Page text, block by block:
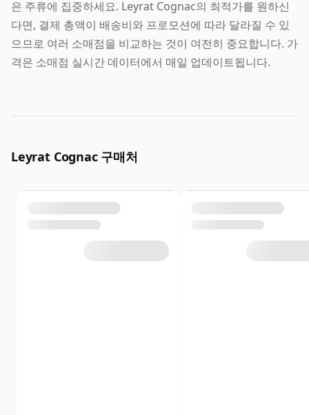
은 주류에 집중하세요. Leyrat Cognac의 최적가를 원하신
다면, 결제 총액이 배송비와 프로모션에 따라 달라질 수 있
으므로 여러 소매점을 비교하는 것이 여전히 중요합니다. 가
격은 소매점 실시간 데이터에서 매일 업데이트됩니다.
Leyrat Cognac 구매처